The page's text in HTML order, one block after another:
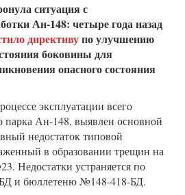
ситуация с
Ан-148: четыре года назад
директивупо улучшению
боковины для
опасного состояния
эксплуатации всего
Ан-148, выявлен основной
недостаток типовой
в образовании трещин на
Недостатки устраняется по
и бюллетеню №148-418-БД.